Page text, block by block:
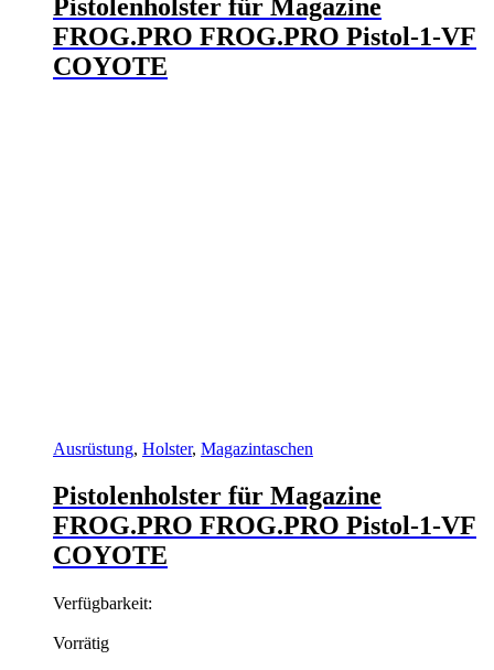
Pistolenholster für Magazine
FROG.PRO FROG.PRO Pistol-1-VF
COYOTE
Ausrüstung, Holster, Magazintaschen
Pistolenholster für Magazine
FROG.PRO FROG.PRO Pistol-1-VF
COYOTE
Verfügbarkeit:
Vorrätig